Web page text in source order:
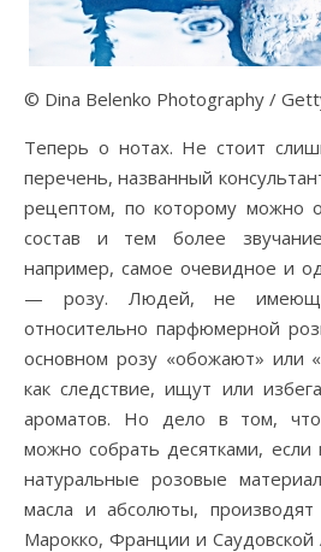
© Dina Belenko Photography /
Теперь о нотах. Не стоит
перечень, названный
рецептом, по которому можно
состав и тем более
например, самое очевидное и
— розу. Людей, не
относительно парфюмерной
основном розу «обожают» или
как следствие, ищут или
ароматов. Но дело в том,
можно собрать десятками, если
натуральные розовые
масла и абсолюты,
Марокко, Франции и Саудовской